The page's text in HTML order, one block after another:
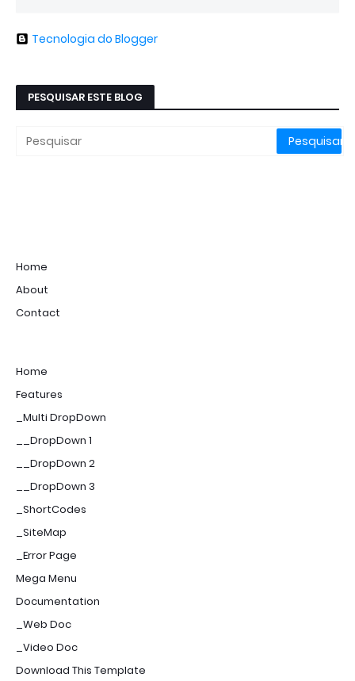
Tecnologia do Blogger
PESQUISAR ESTE BLOG
Home
About
Contact
Home
Features
_Multi DropDown
__DropDown 1
__DropDown 2
__DropDown 3
_ShortCodes
_SiteMap
_Error Page
Mega Menu
Documentation
_Web Doc
_Video Doc
Download This Template